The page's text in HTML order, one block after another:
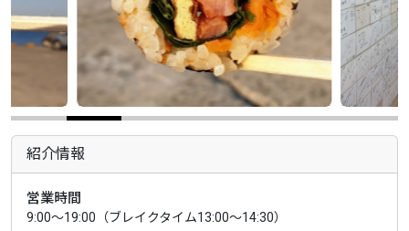
紹介情報
営業時間
9:00～19:00（ブレイクタイム13:00～14:30）